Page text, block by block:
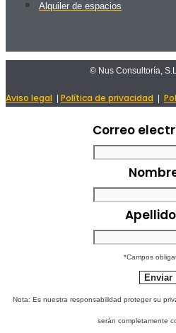
Alquiler de espacios
© Nus Consultoría,
Aviso legal Política de privacidad
Correo
*Campos
Nota: Es nuestra responsabilidad proteger su
serán completamente